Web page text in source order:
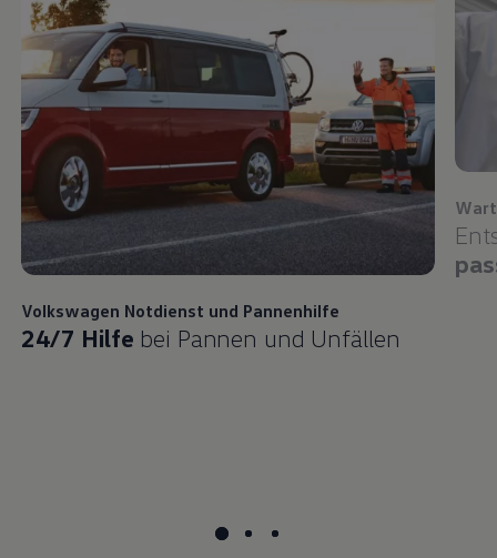
Volkswagen Notdienst und Pannenhilfe
24/7 Hilfe bei Pannen und Unfällen